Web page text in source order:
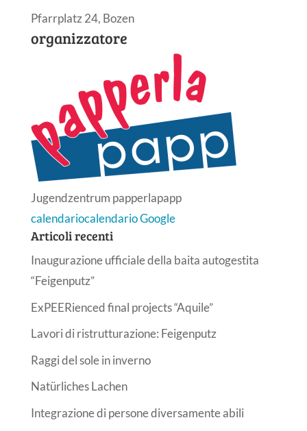
Pfarrplatz 24, Bozen
organizzatore
Jugendzentrum papperlapapp
calendariocalendario Google
Articoli recenti
Inaugurazione ufficiale della baita autogestita
“Feigenputz”
ExPEERienced final projects “Aquile”
Lavori di ristrutturazione: Feigenputz
Raggi del sole in inverno
Natürliches Lachen
Integrazione di persone diversamente abili